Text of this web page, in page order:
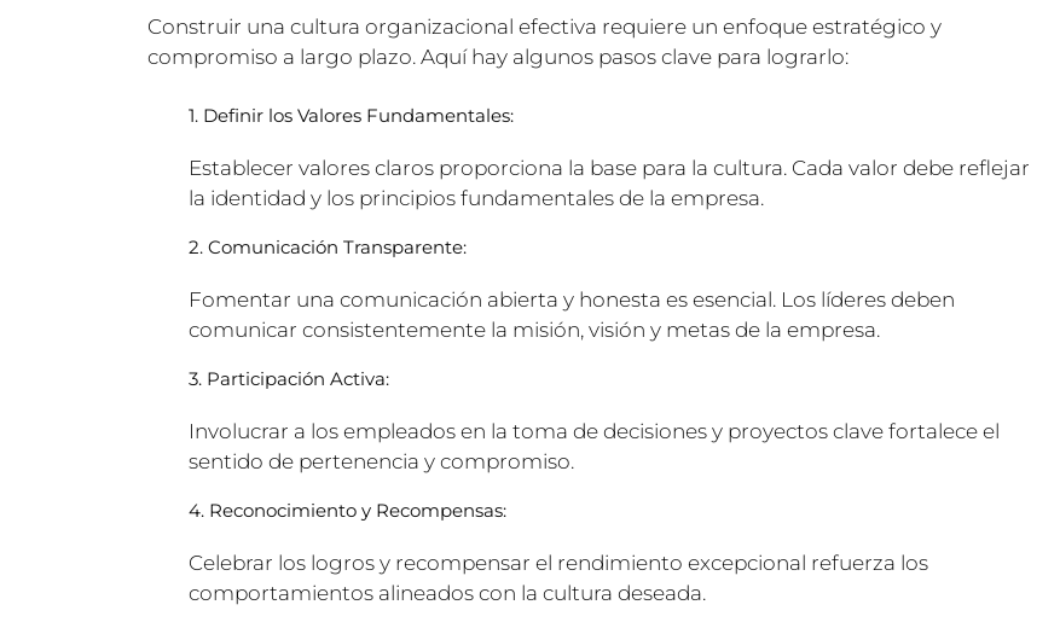
Construir una cultura organizacional efectiva requiere un enfoque estratégico y
compromiso a largo plazo. Aquí hay algunos pasos clave para lograrlo:
1. Definir los Valores Fundamentales:
Establecer valores claros proporciona la base para la cultura. Cada valor debe reflejar
la identidad y los principios fundamentales de la empresa.
2. Comunicación Transparente:
Fomentar una comunicación abierta y honesta es esencial. Los líderes deben
comunicar consistentemente la misión, visión y metas de la empresa.
3. Participación Activa:
Involucrar a los empleados en la toma de decisiones y proyectos clave fortalece el
sentido de pertenencia y compromiso.
4. Reconocimiento y Recompensas:
Celebrar los logros y recompensar el rendimiento excepcional refuerza los
comportamientos alineados con la cultura deseada.